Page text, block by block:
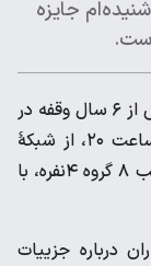
جایزه
، برنامه مردان آهنین، پس از ۶ سال وقفه در
ایام نوروز با اجرای علی‌رام نورایی هر شب، ساعت ۲۰، از شبکهٔ
ورزش پخش شد. در این دوره، ۳۲ مرد، در قالب ۸ گروه ۴نفره، با
درباره جزییات